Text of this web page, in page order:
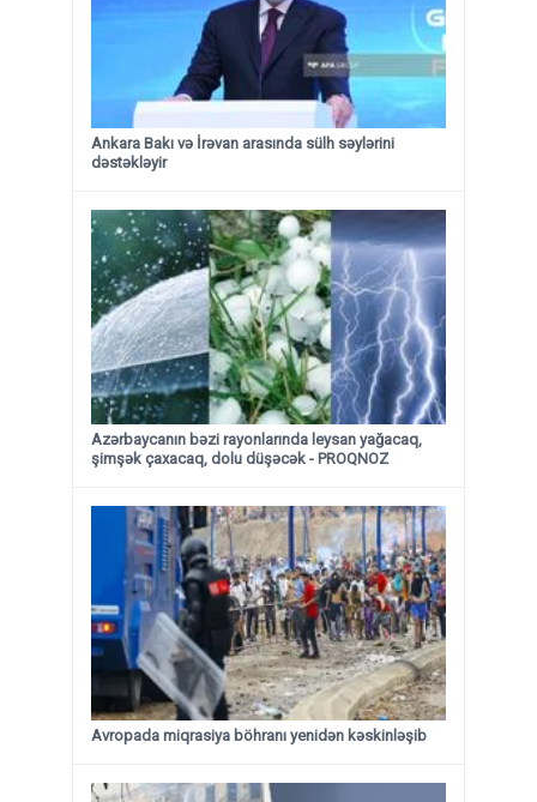
Ankara Bakı və İrəvan arasında sülh səylərini
dəstəkləyir
Azərbaycanın bəzi rayonlarında leysan yağacaq,
şimşək çaxacaq, dolu düşəcək - PROQNOZ
Avropada miqrasiya böhranı yenidən kəskinləşib